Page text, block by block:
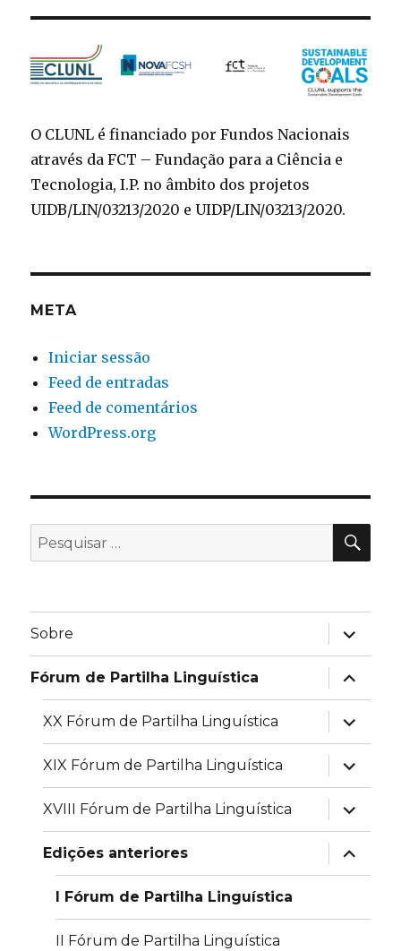
O CLUNL é financiado por Fundos Nacionais
através da FCT – Fundação para a Ciência e
Tecnologia, I.P. no âmbito dos projetos
UIDB/LIN/03213/2020 e UIDP/LIN/03213/2020.
META
Iniciar sessão
Feed de entradas
Feed de comentários
WordPress.org
Pesquisar
por:
Sobre
expandir
Fórum de Partilha Linguística
expandir
XX Fórum de Partilha Linguística
expandir
XIX Fórum de Partilha Linguística
expandir
XVIII Fórum de Partilha Linguística
expandir
Edições anteriores
expandir
I Fórum de Partilha Linguística
II Fórum de Partilha Linguística